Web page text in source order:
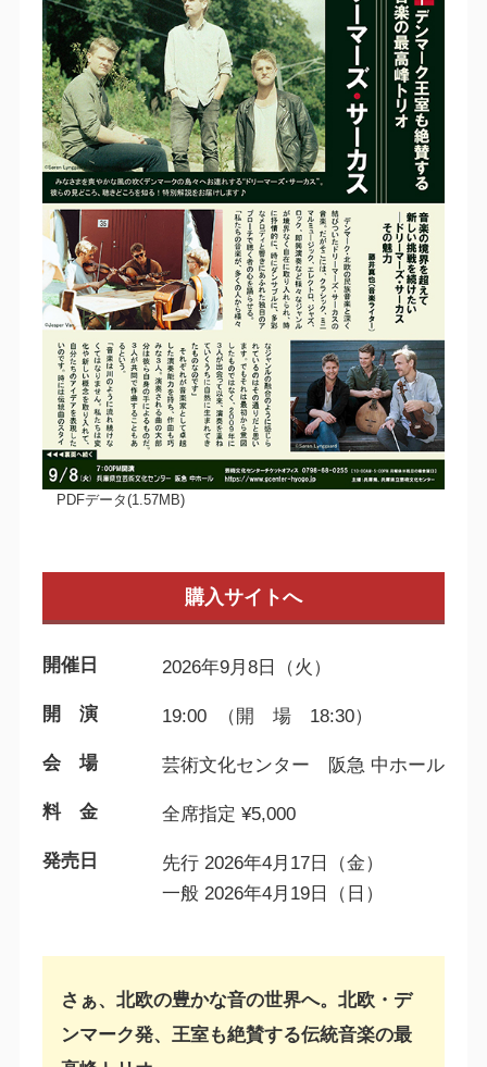
PDFデータ(1.57MB)
購入サイトへ
開催日 2026年9月8日（火）
開 演 19:00 （開 場 18:30）
会 場 芸術文化センター 阪急 中ホール
料 金 全席指定 ¥5,000
発売日
先行 2026年4月17日（金）
一般 2026年4月19日（日）
さぁ、北欧の豊かな音の世界へ。北欧・デ
ンマーク発、王室も絶賛する伝統音楽の最